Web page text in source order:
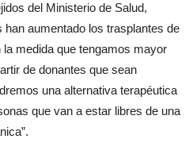
del Ministerio de Salud,
aumentado los trasplantes de
medida que tengamos mayor
de donantes que sean
una alternativa terapéutica
que van a estar libres de una